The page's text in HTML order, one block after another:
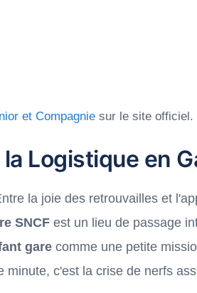
et Compagnie sur le site officiel.
Logistique en
la joie des retrouvailles et
SNCF est un lieu de passage
gare comme une petite
c'est la crise de nerfs